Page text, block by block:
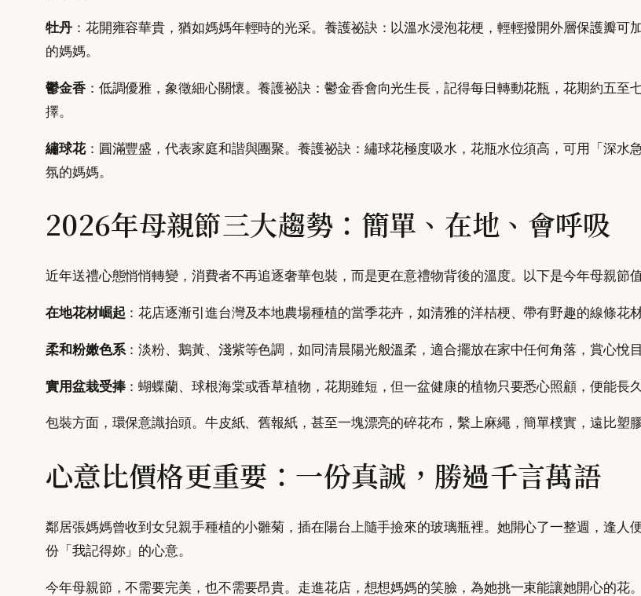
牡丹：花開雍容華貴，猶如媽媽年輕時的光采。養護祕訣：以溫水浸泡花梗，輕輕撥開外層保護瓣
的媽媽。
鬱金香：低調優雅，象徵細心關懷。養護祕訣：鬱金香會向光生長，記得每日轉動花瓶，花期約五至
擇。
繡球花：圓滿豐盛，代表家庭和諧與團聚。養護祕訣：繡球花極度吸水，花瓶水位須高，可用「深
氛的媽媽。
2026年母親節三大趨勢：簡單、在地、會呼吸
近年送禮心態悄悄轉變，消費者不再追逐奢華包裝，而是更在意禮物背後的溫度。以下是今年母親節
在地花材崛起 ：花店逐漸引進台灣及本地農場種植的當季花卉，如清雅的洋桔梗、帶有野趣的線條花
柔和粉嫩色系：淡粉、鵝黃、淺紫等色調，如同清晨陽光般溫柔，適合擺放在家中任何角落，賞心悅目
實用盆栽受捧：蝴蝶蘭、球根海棠或香草植物，花期雖短，但一盆健康的植物只要悉心照顧，便能長
包裝方面，環保意識抬頭。牛皮紙、舊報紙，甚至一塊漂亮的碎花布，繫上麻繩，簡單樸實，遠比塑膠
心意比價格更重要：一份真誠，勝過千言萬語
鄰居張媽媽曾收到女兒親手種植的小雛菊，插在陽台上隨手撿來的玻璃瓶裡。她開心了一整週，逢人
份「我記得妳」的心意。
今年母親節，不需要完美，也不需要昂貴。走進花店，想想媽媽的笑臉，為她挑一束能讓她開心的